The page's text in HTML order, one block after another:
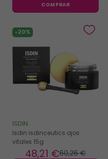
COMPRAR
-20%
ISDIN
Isdin isdinceutics ojos
vitales 15g
60,26 €
48,21 €